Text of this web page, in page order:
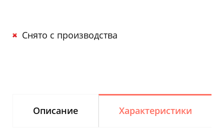
Снято с производства
Описание Характеристики